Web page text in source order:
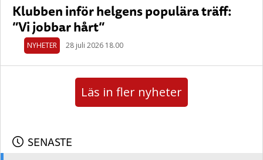
Klubben inför helgens populära träff:
”Vi jobbar hårt”
NYHETER 28 juli 2026 18.00
Läs in fler nyheter
SENASTE